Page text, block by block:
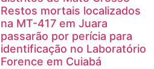
Restos mortais localizados
na MT-417 em Juara
passarão por perícia para
identificação no Laboratório
Forence em Cuiabá